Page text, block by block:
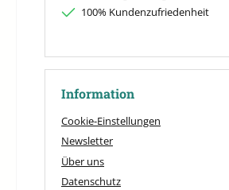
100% Kundenzufriedenheit
Information
Cookie-Einstellungen
Newsletter
Über uns
Datenschutz